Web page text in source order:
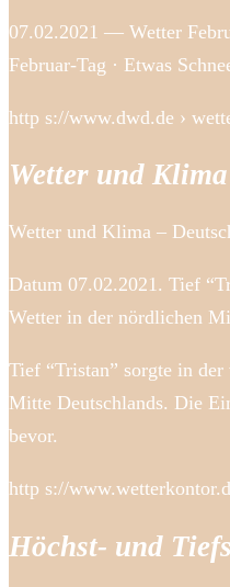
07.02.2021 — Wetter
Februar-Tag · Etwas
http s://www.dwd.de ›
Wetter und
Wetter und Klima –
Datum 07.02.2021. Tief
Wetter in der nördlichen
Tief “Tristan” sorgte in
Mitte Deutschlands. Die
bevor.
http s://
Höchst- und